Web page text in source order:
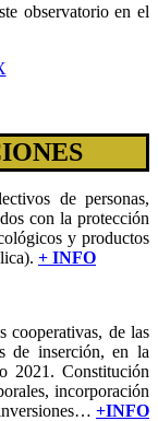
observatorio en el
de personas,
con la protección
y productos
+ INFO
cooperativas, de las
de inserción, en la
2021. Constitución
incorporación
+INFO